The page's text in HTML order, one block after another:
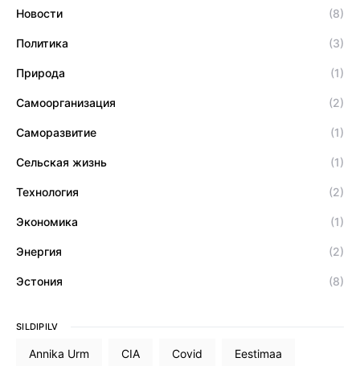
Новости (8)
Политика (3)
Природа (1)
Самоорганизация (2)
Саморазвитие (1)
Сельская жизнь (1)
Технология (2)
Экономика (1)
Энергия (2)
Эстония (8)
SILDIPILV
Annika Urm CIA Covid Eestimaa